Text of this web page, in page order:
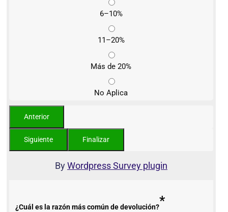
6–10%
11–20%
Más de 20%
No Aplica
ByWordpress Survey plugin
¿Cuál es la razón más común de devolución?*